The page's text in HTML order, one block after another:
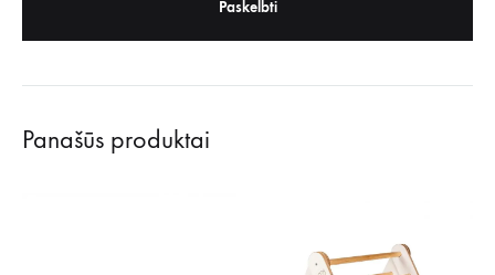
Panašūs produktai